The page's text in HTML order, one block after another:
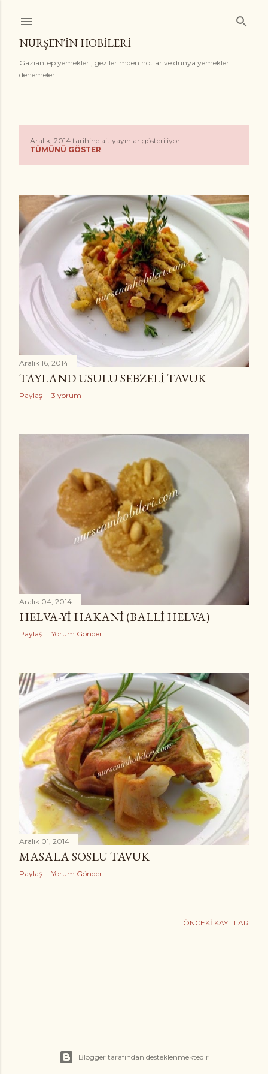
NURŞEN'İN HOBİLERİ
Gaziantep yemekleri, gezilerimden notlar ve dunya yemekleri
denemeleri
K
y
ı
t
l
r
Aralık, 2014 tarihine ait yayınlar gösteriliyor
TÜMÜNÜ GÖSTER
Aralık 16, 2014
TAYLAND USULU SEBZELI TAVUK
Paylaş 3 yorum
Aralık 04, 2014
HELVA-YI HAKANI (BALLI HELVA)
Paylaş Yorum Gönder
Aralık 01, 2014
MASALA SOSLU TAVUK
Paylaş Yorum Gönder
ÖNCEKI KAYITLAR
Blogger tarafından desteklenmektedir